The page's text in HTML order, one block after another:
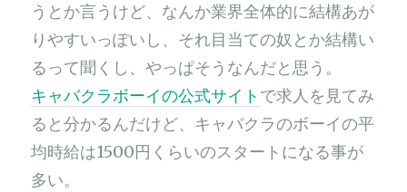
うとか言うけど、なんか業界全体的に結構あが
りやすいっぽいし、それ目当ての奴とか結構い
るって聞くし、やっぱそうなんだと思う。
キャバクラボーイの公式サイト で求人を見てみ
ると分かるんだけど、キャバクラのボーイの平
均時給は1500円くらいのスタートになる事が
多い。